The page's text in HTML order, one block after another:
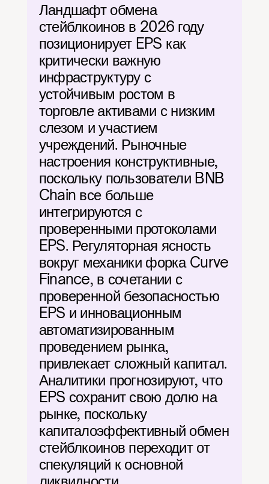
Ландшафт обмена
стейблкоинов в 2026 году
позиционирует EPS как
критически важную
инфраструктуру с
устойчивым ростом в
торговле активами с низким
слезом и участием
учреждений. Рыночные
настроения конструктивные,
поскольку пользователи BNB
Chain все больше
интегрируются с
проверенными протоколами
EPS. Регуляторная ясность
вокруг механики форка Curve
Finance, в сочетании с
проверенной безопасностью
EPS и инновационным
автоматизированным
проведением рынка,
привлекает сложный капитал.
Аналитики прогнозируют, что
EPS сохранит свою долю на
рынке, поскольку
капиталоэффективный обмен
стейблкоинов переходит от
спекуляций к основной